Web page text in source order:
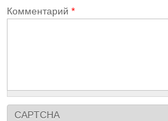
Комментарий *
CAPTCHA